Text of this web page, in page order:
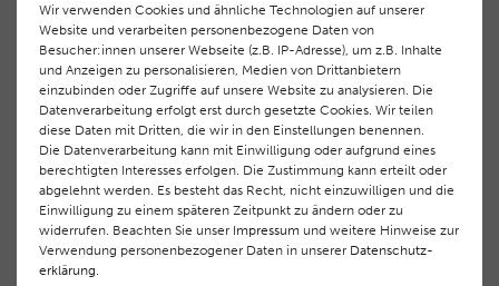
werden?
Hohe Servicequalität und ein exzellentes Markenimage
haben beiTHALGO COSMETICoberste Priorität.
Anspruchsvollen Endverbrauchern möchten wir ein
hohes Qualitätsniveau und gleichzeitig eine
überdurchschnittliche Behandlungs- und Serviceleistung
gewährleisten. Deshalb haben wir ein selektives
Vertriebssystem eingeführt. THALGO COSMETICPartner
werden auf diese Weise wirtschaftlich unterstützt,
während Endverbrauchern eine stets gleichbleibend hohe
Dienstleistungsqualität und ein innovatives Produkt- und
Wir verwenden Cookies und ähnliche Technologien auf unserer
Website und verarbeiten personenbezogene Daten von
Besucher:innen unserer Webseite (z.B. IP-Adresse), um z.B. Inhalte
und Anzeigen zu personalisieren, Medien von Drittanbietern
einzubinden oder Zugriffe auf unsere Website zu analysieren. Die
Datenverarbeitung erfolgt erst durch gesetzte Cookies. Wir teilen
diese Daten mit Dritten, die wir in den Einstellungen benennen.
Die Datenverarbeitung kann mit Einwilligung oder aufgrund eines
berechtigten Interesses erfolgen. Die Zustimmung kann erteilt oder
abgelehnt werden. Es besteht das Recht, nicht einzuwilligen und die
Einwilligung zu einem späteren Zeitpunkt zu ändern oder zu
widerrufen. Beachten Sie unser Impressum und weitere Hinweise zur
Verwendung personenbezogener Daten in unserer Daten­schutz­
erklärung